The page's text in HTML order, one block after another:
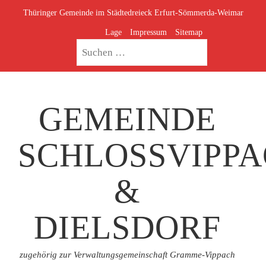
Thüringer Gemeinde im Städtedreieck Erfurt-Sömmerda-Weimar
Lage Impressum Sitemap
GEMEINDE
&
DIELSDORF
zugehörig zur Verwaltungsgemeinschaft Gramme-Vippach